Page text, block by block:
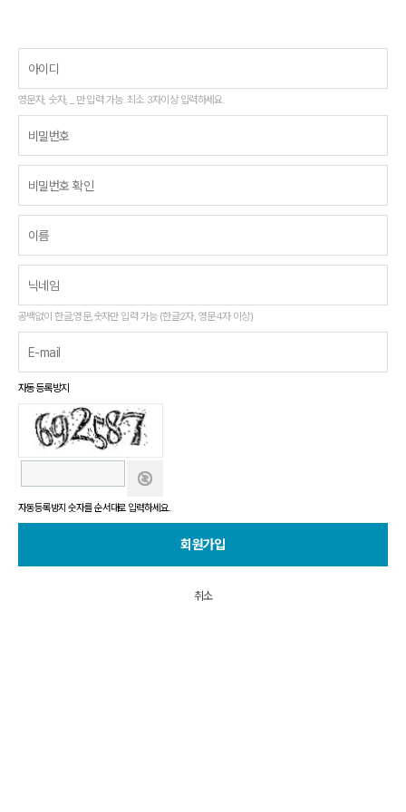
영문자, 숫자, _ 만 입력 가능. 최소 3자이상 입력하세요.
공백없이 한글,영문,숫자만 입력 가능 (한글2자, 영문4자 이상)
자동등록방지
자동등록방지 숫자를 순서대로 입력하세요.
회원가입
취소